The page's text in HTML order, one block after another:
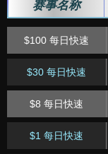
赛[极速]
$44 四万筹码赛
$4.40 迷你四万筹码
赛
$8.80 超深筹快速特
别赛
$100 每日急速
$30 每日急速
$50 每日急速
$10 每日急速
$2 每日急速
赛事名称
$100 每日快速
$30 每日快速
$8 每日快速
$1 每日快速